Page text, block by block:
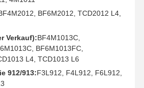
BF6M2012, TCD2012 L4,
Verkauf):BF4M1013C,
BF6M1013FC,
L4, TCD1013 L6
912/913:F3L912, F4L912, F6L912,